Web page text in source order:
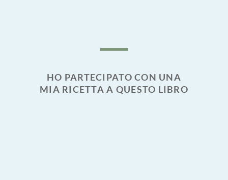
HO PARTECIPATO CON UNA
MIA RICETTA A QUESTO LIBRO